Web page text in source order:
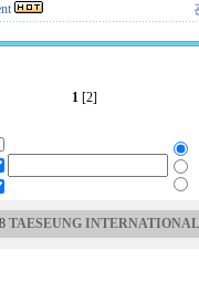
1 [2]
TAESEUNG